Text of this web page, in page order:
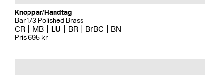
Knoppar/Handtag
Bar 173 Polished Brass
CR MB LU BR BrBC BN
Pris 695 kr